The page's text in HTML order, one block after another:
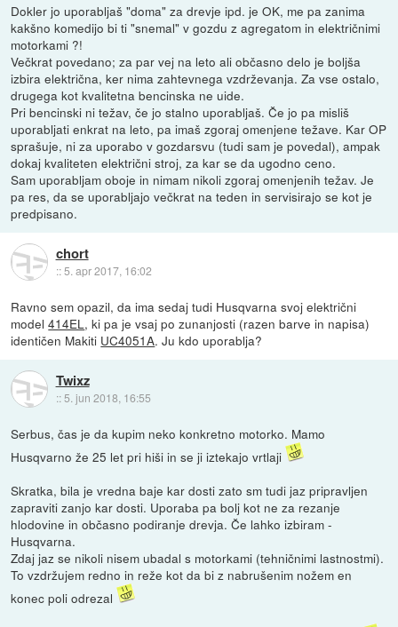
Dokler jo uporabljaš "doma" za drevje ipd. je OK, me pa zanima
kakšno komedijo bi ti "snemal" v gozdu z agregatom in električnimi
motorkami ?!
Večkrat povedano; za par vej na leto ali občasno delo je boljša
izbira električna, ker nima zahtevnega vzdrževanja. Za vse ostalo,
drugega kot kvalitetna bencinska ne uide.
Pri bencinski ni težav, če jo stalno uporabljaš. Če jo pa misliš
uporabljati enkrat na leto, pa imaš zgoraj omenjene težave. Kar OP
sprašuje, ni za uporabo v gozdarsvu (tudi sam je povedal), ampak
dokaj kvaliteten električni stroj, za kar se da ugodno ceno.
Sam uporabljam oboje in nimam nikoli zgoraj omenjenih težav. Je
pa res, da se uporabljajo večkrat na teden in servisirajo se kot je
predpisano.
chort
::5. apr 2017, 16:02
Ravno sem opazil, da ima sedaj tudi Husqvarna svoj električni
model414EL , ki pa je vsaj po zunanjosti (razen barve in napisa)
identičen Makiti UC4051A. Ju kdo uporablja?
Twixz
:: 5. jun 2018, 16:55
Serbus, čas je da kupim neko konkretno motorko. Mamo
Husqvarno že 25 let pri hiši in se ji iztekajo vrtlaji
Skratka, bila je vredna baje kar dosti zato sm tudi jaz pripravljen
zapraviti zanjo kar dosti. Uporaba pa bolj kot ne za rezanje
hlodovine in občasno podiranje drevja. Če lahko izbiram -
Husqvarna.
Zdaj jaz se nikoli nisem ubadal s motorkami (tehničnimi lastnostmi).
To vzdržujem redno in reže kot da bi z nabrušenim nožem en
konec poli odrezal